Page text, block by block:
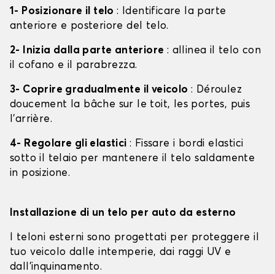
1- Posizionare il telo: Identificare la parte
anteriore e posteriore del telo.
2- Inizia dalla parte anteriore : allinea il telo con
il cofano e il parabrezza.
3- Coprire gradualmente il veicolo : Déroulez
doucement la bâche sur le toit, les portes, puis
l'arrière.
4- Regolare gli elastici : Fissare i bordi elastici
sotto il telaio per mantenere il telo saldamente
in posizione.
Installazione di un telo per auto da esterno
I teloni esterni sono progettati per proteggere il
tuo veicolo dalle intemperie, dai raggi UV e
dall'inquinamento.